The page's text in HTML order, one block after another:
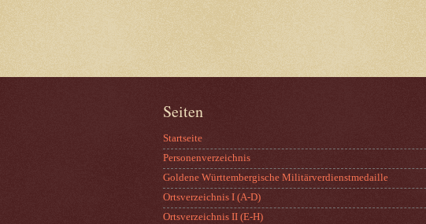
Seiten
Startseite
Personenverzeichnis
Goldene Württembergische Militärverdienstmedaille
Ortsverzeichnis I (A-D)
Ortsverzeichnis II (E-H)